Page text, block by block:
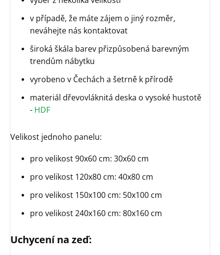
v případě, že máte zájem o jiný rozměr,
neváhejte nás kontaktovat
široká škála barev přizpůsobená barevným
trendům nábytku
vyrobeno v Čechách a šetrně k přírodě
materiál dřevovláknitá deska o vysoké hustotě
- HDF
Velikost jednoho panelu:
pro velikost 90x60 cm: 30x60 cm
pro velikost 120x80 cm: 40x80 cm
pro velikost 150x100 cm: 50x100 cm
pro velikost 240x160 cm: 80x160 cm
Uchycení na zeď: